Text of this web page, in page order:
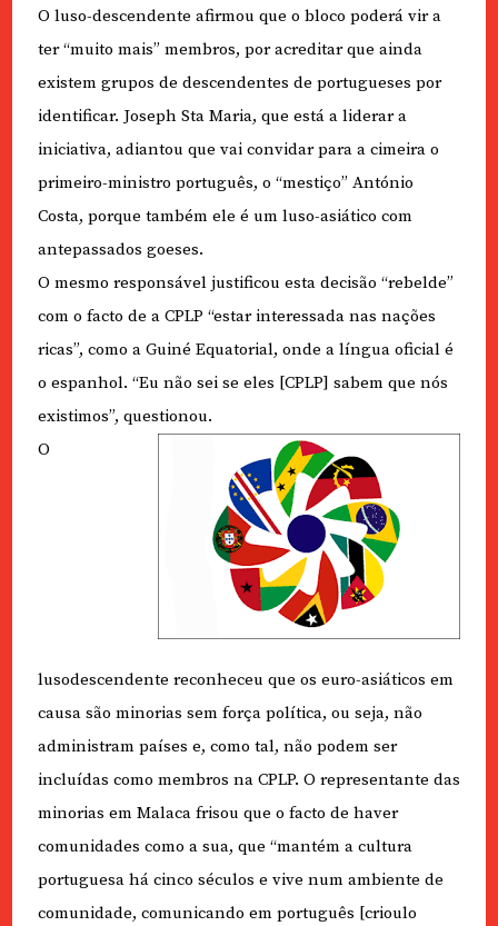
O luso-descendente afirmou que o bloco poderá vir a
ter “muito mais” membros, por acreditar que ainda
existem grupos de descendentes de portugueses por
identificar. Joseph Sta Maria, que está a liderar a
iniciativa, adiantou que vai convidar para a cimeira o
primeiro-ministro português, o “mestiço” António
Costa, porque também ele é um luso-asiático com
antepassados goeses.
O mesmo responsável justificou esta decisão “rebelde”
com o facto de a CPLP “estar interessada nas nações
ricas”, como a Guiné Equatorial, onde a língua oficial é
o espanhol. “Eu não sei se eles [CPLP] sabem que nós
existimos”, questionou.
O
lusodescendente reconheceu que os euro-asiáticos em
causa são minorias sem força política, ou seja, não
administram países e, como tal, não podem ser
incluídas como membros na CPLP. O representante das
minorias em Malaca frisou que o facto de haver
comunidades como a sua, que “mantém a cultura
portuguesa há cinco séculos e vive num ambiente de
comunidade, comunicando em português [crioulo